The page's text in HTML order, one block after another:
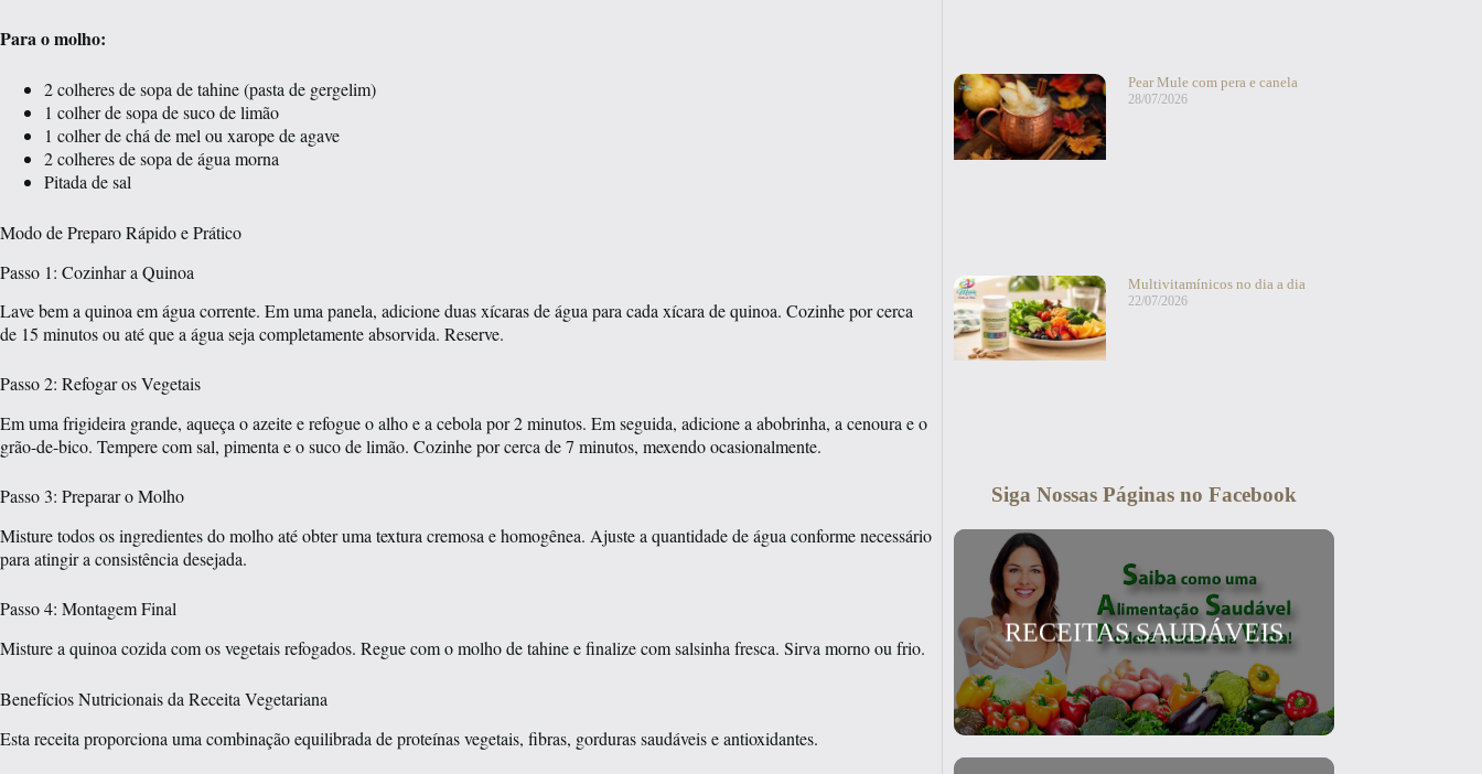
Para o molho:
2 colheres de sopa de tahine (pasta de gergelim)
1 colher de sopa de suco de limão
1 colher de chá de mel ou xarope de agave
2 colheres de sopa de água morna
Pitada de sal
Modo de Preparo Rápido e Prático
Passo 1: Cozinhar a Quinoa
Lave bem a quinoa em água corrente. Em uma panela, adicione duas xícaras de água para cada xícara de quinoa. Cozinhe por cerca
de 15 minutos ou até que a água seja completamente absorvida. Reserve.
Passo 2: Refogar os Vegetais
Em uma frigideira grande, aqueça o azeite e refogue o alho e a cebola por 2 minutos. Em seguida, adicione a abobrinha, a cenoura e o
grão-de-bico. Tempere com sal, pimenta e o suco de limão. Cozinhe por cerca de 7 minutos, mexendo ocasionalmente.
Passo 3: Preparar o Molho
Misture todos os ingredientes do molho até obter uma textura cremosa e homogênea. Ajuste a quantidade de água conforme necessário
para atingir a consistência desejada.
Passo 4: Montagem Final
Misture a quinoa cozida com os vegetais refogados. Regue com o molho de tahine e finalize com salsinha fresca. Sirva morno ou frio.
Benefícios Nutricionais da Receita Vegetariana
Esta receita proporciona uma combinação equilibrada de proteínas vegetais, fibras, gorduras saudáveis e antioxidantes.
Pear Mule com pera e canela
28/07/2026
Multivitamínicos no dia a dia
22/07/2026
Siga Nossas Páginas no Facebook
RECEITAS SAUDÁVEIS